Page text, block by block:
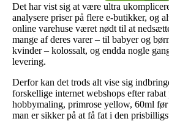
Det har vist sig at være ultra
analysere priser på flere e-butikker, og
online varehuse været nødt til at
mange af deres varer – til babyer og
kvinder – kolossalt, og endda nogle
levering.
Derfor kan det trods alt vise sig
forskellige internet webshops efter
hobbymaling, primrose yellow, 60ml før
man er sikker på at få fat i den